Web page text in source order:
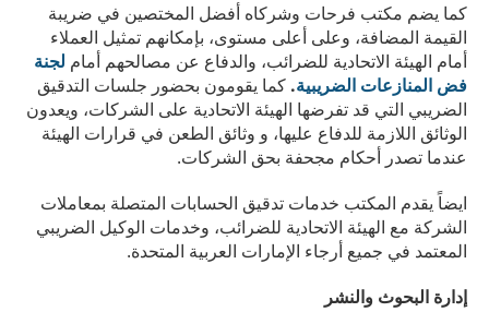
كما يضم مكتب فرحات وشركاه أفضل المختصين في ضريبة
القيمة المضافة، وعلى أعلى مستوى، بإمكانهم تمثيل العملاء
أمام الهيئة الاتحادية للضرائب، والدفاع عن مصالحهم أمام لجنة
فض المنازعات الضريبية. كما يقومون بحضور جلسات التدقيق
الضريبي التي قد تفرضها الهيئة الاتحادية على الشركات، ويعدون
الوثائق اللازمة للدفاع عليها، و وثائق الطعن في قرارات الهيئة
عندما تصدر أحكام مجحفة بحق الشركات.
ايضاً يقدم المكتب خدمات تدقيق الحسابات المتصلة بمعاملات
الشركة مع الهيئة الاتحادية للضرائب، وخدمات الوكيل الضريبي
المعتمد في جميع أرجاء الإمارات العربية المتحدة.
إدارة البحوث والنشر